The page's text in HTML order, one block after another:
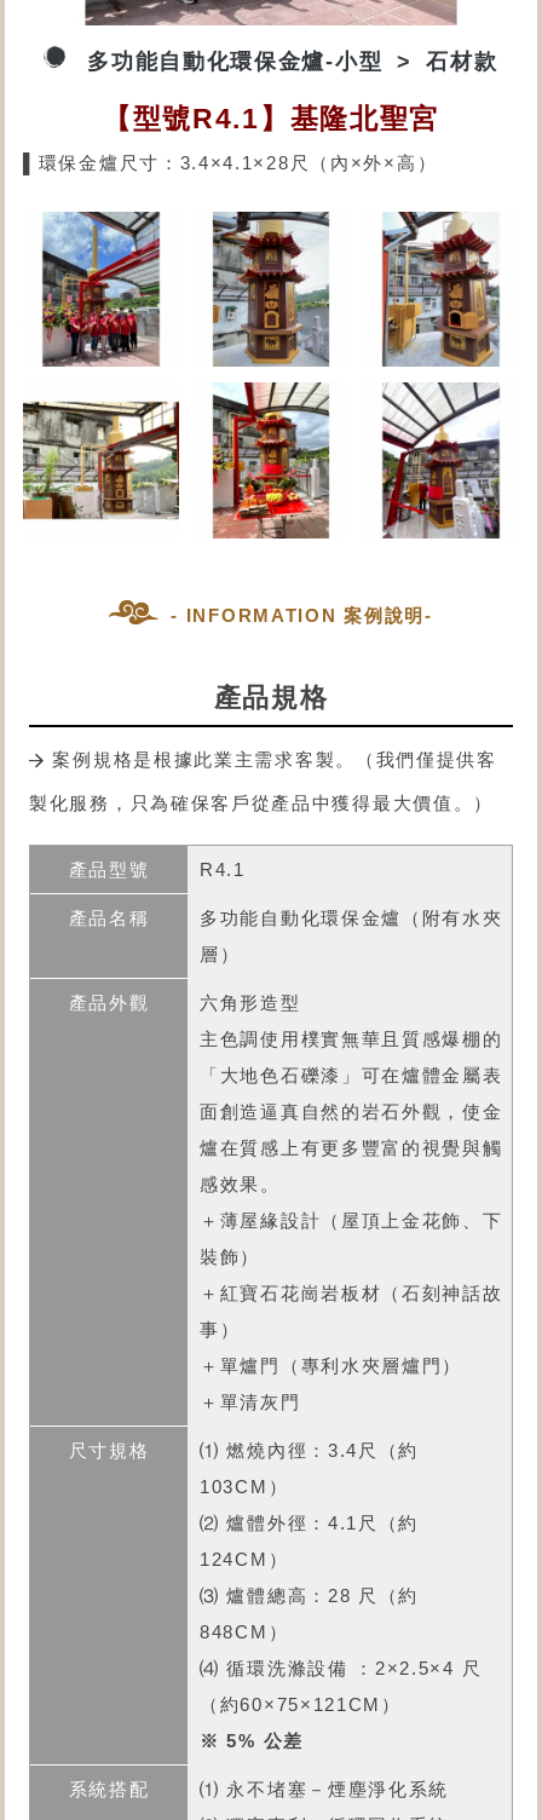
多功能自動化環保金爐-小型 石材款
【型號R4.1】基隆北聖宮
▌環保金爐尺寸：3.4×4.1×28尺（內×外×高）
- INFORMATION 案例說明-
產品規格
案例規格是根據此業主需求客製。（我們僅提供客
製化服務，只為確保客戶從產品中獲得最大價值。）
R4.1
多功能自動化環保金爐
（附有水夾
層）
六角形造型
主色調使用樸實無華且質感爆棚的
「大地色石礫漆」可在爐體金屬表
面創造逼真自然的岩石外觀，使金
爐在質感上有更多豐富的視覺與觸
感效果。
＋薄屋緣設計（屋頂上金花飾、下
裝飾）
＋紅寶石花崗岩板材（石刻神話故
事）
＋單爐門（專利水夾層爐門）
＋單清灰門
⑴ 燃燒內徑：3.4尺（約
103CM）
⑵ 爐體外徑：4.1尺（約
124CM）
⑶ 爐體總高：28 尺（約
848CM）
⑷ 循環洗滌設備 ：2×2.5×4 尺
（約60×75×121CM）
※ 5% 公差
⑴ 永不堵塞－煙塵淨化系統